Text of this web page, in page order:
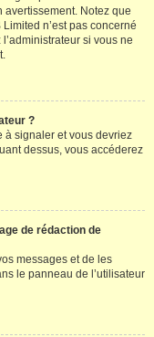
Notez que
n’est pas concerné
si vous ne
?
à signaler et vous devriez
dessus, vous accéderez
de rédaction de
messages et de les
le panneau de l’utilisateur